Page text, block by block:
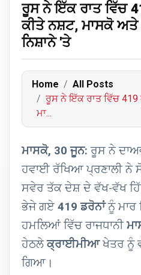
ਰੂਸ ਨੇ ਇੱਕ ਰਾਤ ਵਿੱਚ
ਕੀਤੇ ਨਸ਼ਟ, ਮਾਸਕੋ
ਨਿਸ਼ਾਨੇ 'ਤੇ
Home
All Posts
ਰੂਸ ਨੇ ਇੱਕ ਰਾਤ ਵਿੱਚ
ਮਾ...
ਮਾਸਕੋ, 30 ਜੂਨ: ਰੂਸ ਨੇ
ਹਵਾਈ ਰੱਖਿਆ ਪ੍ਰਣਾਲੀ ਨੇ
ਸਵੇਰ ਤੱਕ ਦੇਸ਼ ਦੇ ਵੱਖ-ਵੱਖ
ਭੇਜੇ ਗਏ 419 ਡਰੋਨਾਂਨੂੰ ਮਾਰ
ਹਮਲਿਆਂ ਵਿੱਚ ਰਾਜਧਾਨੀ
ਹੇਠਲੇਕ੍ਰਾਈਮੀਆਖੇਤਰ ਨੂੰ
ਗਿਆ।